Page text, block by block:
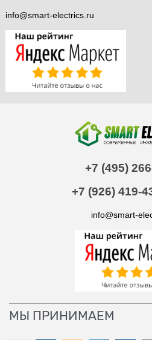
info@smart-electrics.ru
+7 (495)
+7 (926) 419-
info@smart-
МЫ ПРИНИМАЕМ